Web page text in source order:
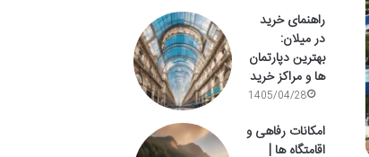
راهنمای خرید
در میلان:
بهترین دپارتمان
ها و مراکز خرید
1405/04/28
امکانات رفاهی و
اقامتگاه ها |